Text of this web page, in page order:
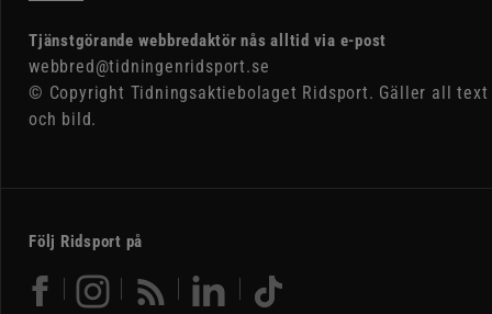
Tjänstgörande webbredaktör nås alltid via e-post
webbred@tidningenridsport.se
© Copyright Tidningsaktiebolaget Ridsport. Gäller all text
och bild.
Följ Ridsport på